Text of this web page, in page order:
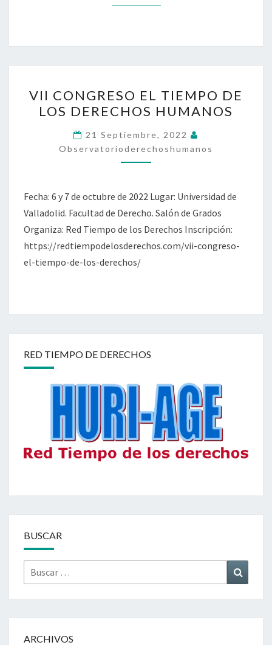
CONGRESO
EL
TIEMPO
DE
LOS
HUMANOS
VII CONGRESO EL TIEMPO DE
LOS DERECHOS HUMANOS
21 Septiembre, 2022
Observatorioderechoshumanos
Fecha: 6 y 7 de octubre de 2022 Lugar: Universidad de
Valladolid. Facultad de Derecho. Salón de Grados
Organiza: Red Tiempo de los Derechos Inscripción:
https://redtiempodelosderechos.com/vii-congreso-
el-tiempo-de-los-derechos/
RED TIEMPO DE DERECHOS
BUSCAR
Buscar
por:
ARCHIVOS